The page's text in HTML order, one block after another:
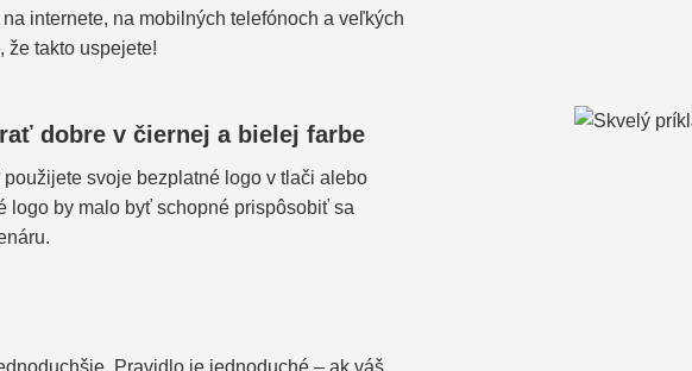
internete, na mobilných telefónoch a veľkých
že takto uspejete!
dobre v čiernej a bielej farbe
svoje bezplatné logo v tlači alebo
logo by malo byť schopné prispôsobiť sa
Pravidlo je jednoduché – ak váš